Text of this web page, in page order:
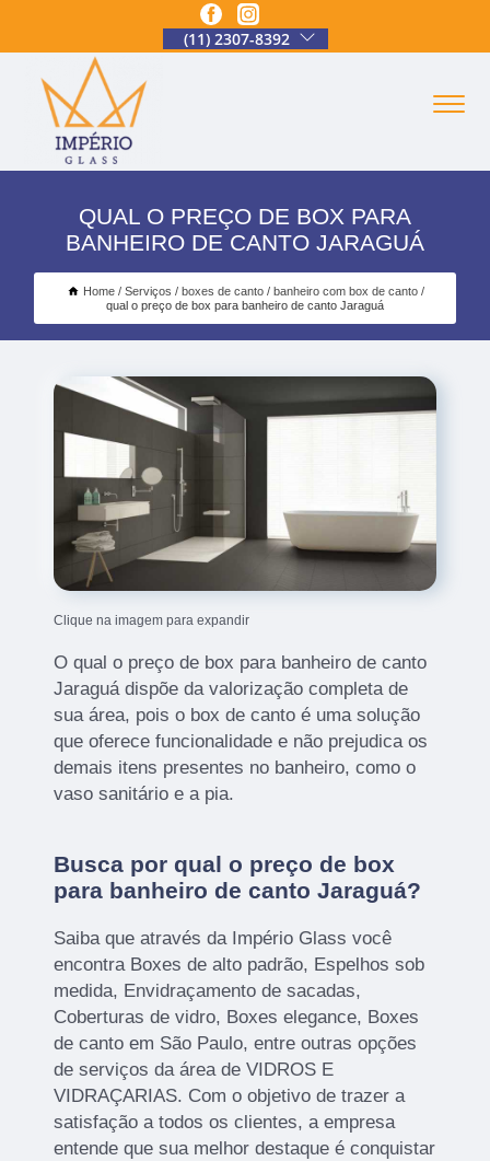
(11) 2307-8392
QUAL O PREÇO DE BOX PARA
BANHEIRO DE CANTO JARAGUÁ
Home Serviços boxes de canto
banheiro com box de canto
qual o preço de box para banheiro de canto Jaraguá
Clique na imagem para expandir
O qual o preço de box para banheiro de canto
Jaraguá dispõe da valorização completa de
sua área, pois o box de canto é uma solução
que oferece funcionalidade e não prejudica os
demais itens presentes no banheiro, como o
vaso sanitário e a pia.
Busca por qual o preço de box
para banheiro de canto Jaraguá?
Saiba que através da Império Glass você
encontra Boxes de alto padrão, Espelhos sob
medida, Envidraçamento de sacadas,
Coberturas de vidro, Boxes elegance, Boxes
de canto em São Paulo, entre outras opções
de serviços da área de VIDROS E
VIDRAÇARIAS. Com o objetivo de trazer a
satisfação a todos os clientes, a empresa
entende que sua melhor destaque é conquistar